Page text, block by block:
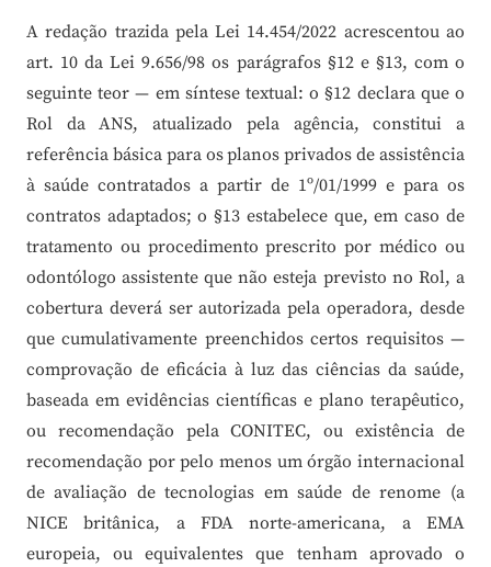
A redação trazida pela Lei 14.454/2022 acrescentou ao
art. 10 da Lei 9.656/98 os parágrafos §12 e §13, com o
seguinte teor — em síntese textual: o §12 declara que o
Rol da ANS, atualizado pela agência, constitui a
referência básica para os planos privados de assistência
à saúde contratados a partir de 1º/01/1999 e para os
contratos adaptados; o §13 estabelece que, em caso de
tratamento ou procedimento prescrito por médico ou
odontólogo assistente que não esteja previsto no Rol, a
cobertura deverá ser autorizada pela operadora, desde
que cumulativamente preenchidos certos requisitos —
comprovação de eficácia à luz das ciências da saúde,
baseada em evidências científicas e plano terapêutico,
ou recomendação pela CONITEC, ou existência de
recomendação por pelo menos um órgão internacional
de avaliação de tecnologias em saúde de renome (a
NICE britânica, a FDA norte-americana, a EMA
europeia, ou equivalentes que tenham aprovado o